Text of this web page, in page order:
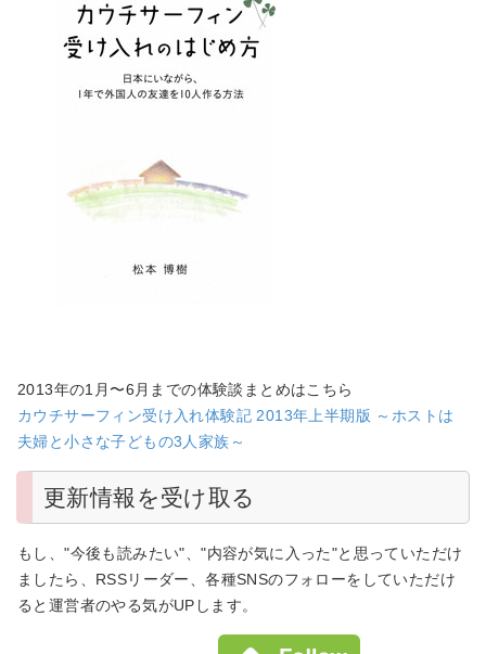
2013年の1月〜6月までの体験談まとめはこちら
カウチサーフィン受け入れ体験記 2013年上半期版 ～ホストは
夫婦と小さな子どもの3人家族～
更新情報を受け取る
もし、"今後も読みたい"、"内容が気に入った"と思っていただけ
ましたら、RSSリーダー、各種SNSのフォローをしていただけ
ると運営者のやる気がUPします。